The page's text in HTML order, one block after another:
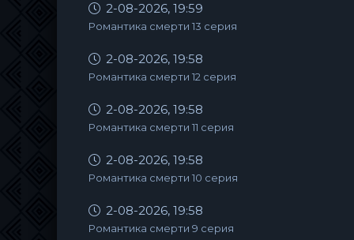
2-08-2026, 19:59
Романтика смерти 13 серия
2-08-2026, 19:58
Романтика смерти 12 серия
2-08-2026, 19:58
Романтика смерти 11 серия
2-08-2026, 19:58
Романтика смерти 10 серия
2-08-2026, 19:58
Романтика смерти 9 серия